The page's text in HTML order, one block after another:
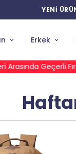
YENİ
Erkek
Başladı